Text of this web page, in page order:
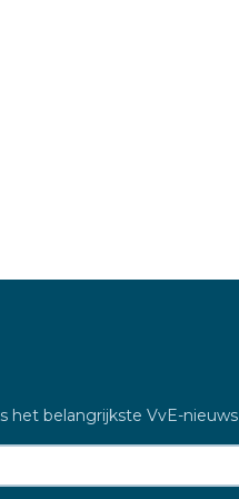
het belangrijkste VvE-nieuws